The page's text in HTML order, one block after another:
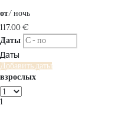
от/ ночь
117.00 €
Даты
Даты
Добавить даты
взрослых
1